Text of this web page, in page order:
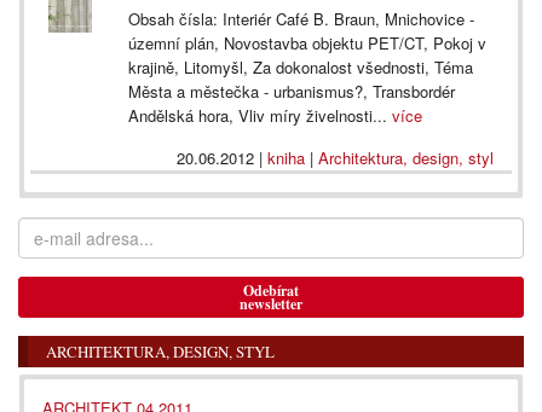
Obsah čísla: Interiér Café B. Braun, Mnichovice -
územní plán, Novostavba objektu PET/CT, Pokoj v
krajině, Litomyšl, Za dokonalost všednosti, Téma
Města a městečka - urbanismus?, Transbordér
Andělská hora, Vliv míry živelnosti...více
20.06.2012| kniha| Architektura, design, styl
Odebírat
newsletter
ARCHITEKTURA, DESIGN, STYL